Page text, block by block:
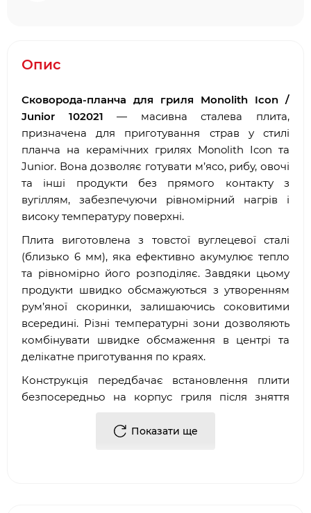
Опис
Сковорода-планча для гриля Monolith Icon /
Junior 102021 — масивна сталева плита,
призначена для приготування страв у стилі
планча на керамічних грилях Monolith Icon та
Junior. Вона дозволяє готувати м’ясо, рибу, овочі
та інші продукти без прямого контакту з
вугіллям, забезпечуючи рівномірний нагрів і
високу температуру поверхні.
Плита виготовлена з товстої вуглецевої сталі
(близько 6 мм), яка ефективно акумулює тепло
та рівномірно його розподіляє. Завдяки цьому
продукти швидко обсмажуються з утворенням
рум’яної скоринки, залишаючись соковитими
всередині. Різні температурні зони дозволяють
комбінувати швидке обсмаження в центрі та
делікатне приготування по краях.
Конструкція передбачає встановлення плити
безпосередньо на корпус гриля після зняття
контроль над температурою через
Показати ще